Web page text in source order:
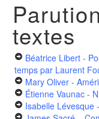
textes
Béatrice Libert -
temps par Laurent
Mary Oliver -
Étienne Vaunac -
Isabelle Lévesque